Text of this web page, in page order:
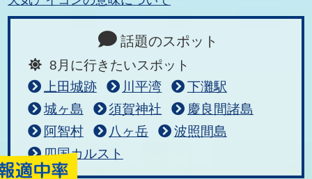
話題のスポット
8月に行きたいスポット
上田城跡
川平湾
下灘駅
城ヶ島
須賀神社
慶良間諸島
阿智村
八ヶ岳
波照間島
四国カルスト